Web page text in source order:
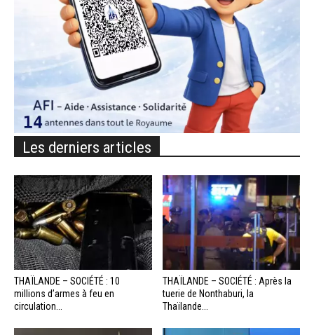
Les derniers articles
THAÏLANDE – SOCIÉTÉ : 10
millions d’armes à feu en
circulation...
THAÏLANDE – SOCIÉTÉ : Après la
tuerie de Nonthaburi, la
Thaïlande...